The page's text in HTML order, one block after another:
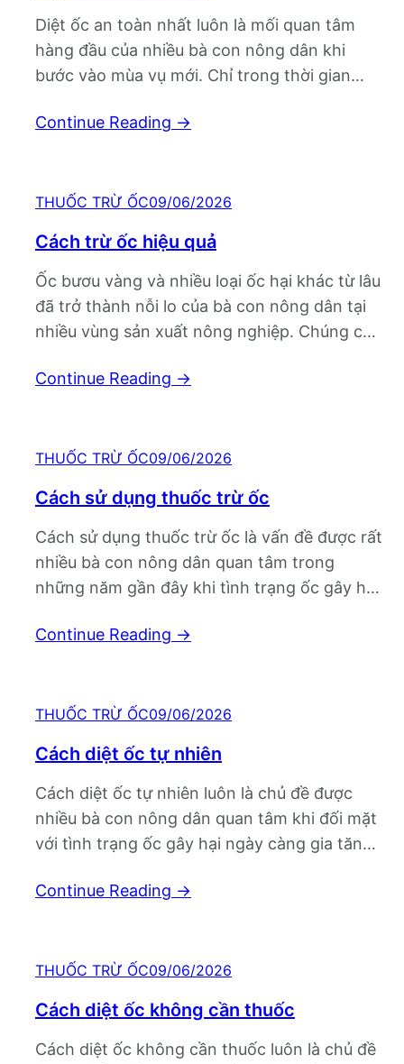
Diệt ốc an toàn nhất luôn là mối quan tâm
hàng đầu của nhiều bà con nông dân khi
bước vào mùa vụ mới. Chỉ trong thời gian
và nhiều loại cây trồng khác, khiến công sức
Continue Reading →
THUỐC TRỪ ỐC09/06/2026
Cách trừ ốc hiệu quả
Ốc bươu vàng và nhiều loại ốc hại khác từ lâu
đã trở thành nỗi lo của bà con nông dân tại
nhiều vùng sản xuất nông nghiệp. Chúng có
mạnh, đặc biệt trên lúa non, rau màu và
Continue Reading →
THUỐC TRỪ ỐC09/06/2026
Cách sử dụng thuốc trừ ốc
Cách sử dụng thuốc trừ ốc là vấn đề được rất
nhiều bà con nông dân quan tâm trong
những năm gần đây khi tình trạng ốc gây hại
trồng khác ngày càng phổ biến. Không chỉ
Continue Reading →
THUỐC TRỪ ỐC09/06/2026
Cách diệt ốc tự nhiên
Cách diệt ốc tự nhiên luôn là chủ đề được
nhiều bà con nông dân quan tâm khi đối mặt
với tình trạng ốc gây hại ngày càng gia tăng
thủ công, tận dụng nguyên liệu sẵn có cho
Continue Reading →
THUỐC TRỪ ỐC09/06/2026
Cách diệt ốc không cần thuốc
Cách diệt ốc không cần thuốc luôn là chủ đề